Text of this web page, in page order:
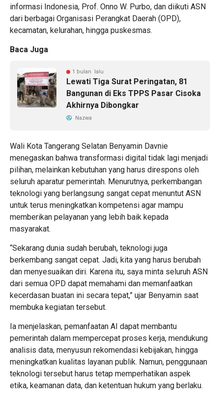
informasi Indonesia, Prof. Onno W. Purbo, dan diikuti ASN
dari berbagai Organisasi Perangkat Daerah (OPD),
kecamatan, kelurahan, hingga puskesmas.
Baca Juga
1 bulan lalu
Lewati Tiga Surat Peringatan, 81
Bangunan di Eks TPPS Pasar Cisoka
Akhirnya Dibongkar
Nazwa
Wali Kota Tangerang Selatan Benyamin Davnie
menegaskan bahwa transformasi digital tidak lagi menjadi
pilihan, melainkan kebutuhan yang harus direspons oleh
seluruh aparatur pemerintah. Menurutnya, perkembangan
teknologi yang berlangsung sangat cepat menuntut ASN
untuk terus meningkatkan kompetensi agar mampu
memberikan pelayanan yang lebih baik kepada
masyarakat.
“Sekarang dunia sudah berubah, teknologi juga
berkembang sangat cepat. Jadi, kita yang harus berubah
dan menyesuaikan diri. Karena itu, saya minta seluruh ASN
dari semua OPD dapat memahami dan memanfaatkan
kecerdasan buatan ini secara tepat,” ujar Benyamin saat
membuka kegiatan tersebut.
Ia menjelaskan, pemanfaatan AI dapat membantu
pemerintah dalam mempercepat proses kerja, mendukung
analisis data, menyusun rekomendasi kebijakan, hingga
meningkatkan kualitas layanan publik. Namun, penggunaan
teknologi tersebut harus tetap memperhatikan aspek
etika, keamanan data, dan ketentuan hukum yang berlaku.